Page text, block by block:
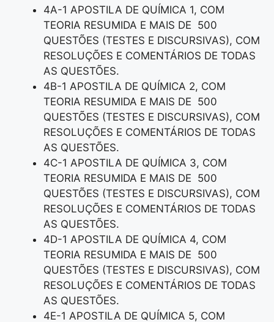
4A-1 APOSTILA DE QUÍMICA 1, COM
TEORIA RESUMIDA E MAIS DE 500
QUESTÕES (TESTES E DISCURSIVAS), COM
RESOLUÇÕES E COMENTÁRIOS DE TODAS
AS QUESTÕES.
4B-1 APOSTILA DE QUÍMICA 2, COM
TEORIA RESUMIDA E MAIS DE 500
QUESTÕES (TESTES E DISCURSIVAS), COM
RESOLUÇÕES E COMENTÁRIOS DE TODAS
AS QUESTÕES.
4C-1 APOSTILA DE QUÍMICA 3, COM
TEORIA RESUMIDA E MAIS DE 500
QUESTÕES (TESTES E DISCURSIVAS), COM
RESOLUÇÕES E COMENTÁRIOS DE TODAS
AS QUESTÕES.
4D-1 APOSTILA DE QUÍMICA 4, COM
TEORIA RESUMIDA E MAIS DE 500
QUESTÕES (TESTES E DISCURSIVAS), COM
RESOLUÇÕES E COMENTÁRIOS DE TODAS
AS QUESTÕES.
4E-1 APOSTILA DE QUÍMICA 5, COM